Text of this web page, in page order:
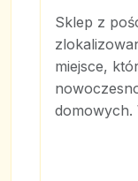
Sklep z
miejsce,
domowych.